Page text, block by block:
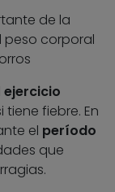
de la
peso corporal
ejercicio
fiebre. En
el período
que